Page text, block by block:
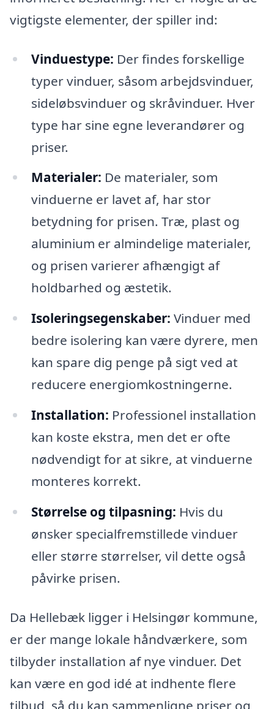
vigtigste elementer, der spiller ind:
Vinduestype: Der findes forskellige
typer vinduer, såsom arbejdsvinduer,
sideløbsvinduer og skråvinduer. Hver
type har sine egne leverandører og
priser.
Materialer: De materialer, som
vinduerne er lavet af, har stor
betydning for prisen. Træ, plast og
aluminium er almindelige materialer,
og prisen varierer afhængigt af
holdbarhed og æstetik.
Isoleringsegenskaber: Vinduer med
bedre isolering kan være dyrere, men
kan spare dig penge på sigt ved at
reducere energiomkostningerne.
Installation: Professionel installation
kan koste ekstra, men det er ofte
nødvendigt for at sikre, at vinduerne
monteres korrekt.
Størrelse og tilpasning: Hvis du
ønsker specialfremstillede vinduer
eller større størrelser, vil dette også
påvirke prisen.
Da Hellebæk ligger i Helsingør kommune,
er der mange lokale håndværkere, som
tilbyder installation af nye vinduer. Det
kan være en god idé at indhente flere
tilbud, så du kan sammenligne priser og